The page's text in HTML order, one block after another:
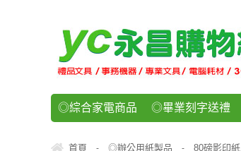
◎綜合家電商品 ◎畢業刻字送禮
首頁 - ◎辦公用紙製品 - 80磅影印紙